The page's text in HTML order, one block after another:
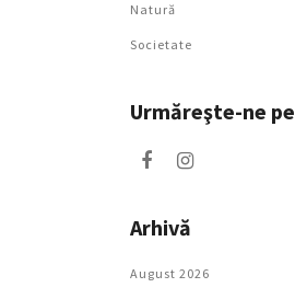
Natură
Societate
Urmăreşte-ne pe
Arhivă
August 2026